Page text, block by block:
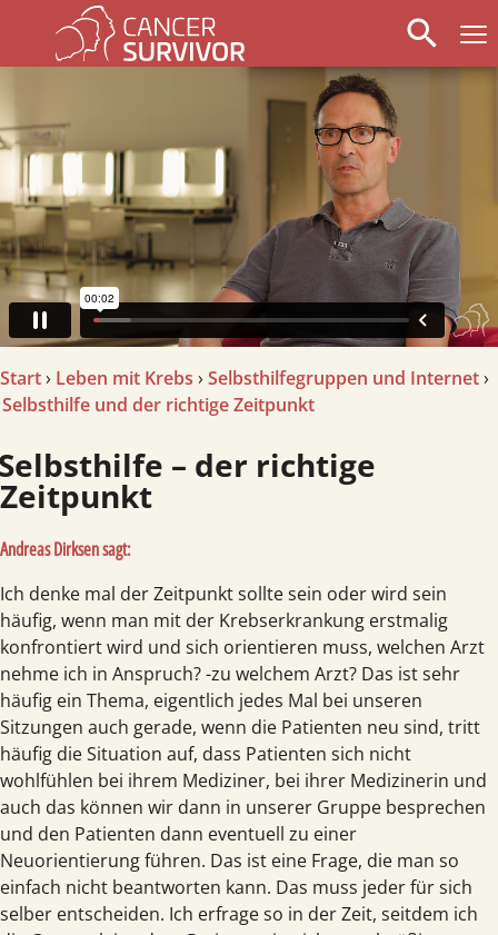
search
arrow_left
Start› Leben mit Krebs › Selbsthilfegruppen und Internet›
Selbsthilfe und der richtige Zeitpunkt
der richtige
Zeitpunkt
Andreas Dirksen sagt:
Ich denke mal der Zeitpunkt sollte sein oder wird sein
häufig, wenn man mit der Krebserkrankung erstmalig
konfrontiert wird und sich orientieren muss, welchen Arzt
nehme ich in Anspruch? -zu welchem Arzt? Das ist sehr
häufig ein Thema, eigentlich jedes Mal bei unseren
Sitzungen auch gerade, wenn die Patienten neu sind, tritt
häufig die Situation auf, dass Patienten sich nicht
wohlfühlen bei ihrem Mediziner, bei ihrer Medizinerin und
auch das können wir dann in unserer Gruppe besprechen
und den Patienten dann eventuell zu einer
Neuorientierung führen. Das ist eine Frage, die man so
einfach nicht beantworten kann. Das muss jeder für sich
selber entscheiden. Ich erfrage so in der Zeit, seitdem ich